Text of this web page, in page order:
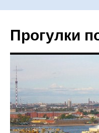
Прогулки